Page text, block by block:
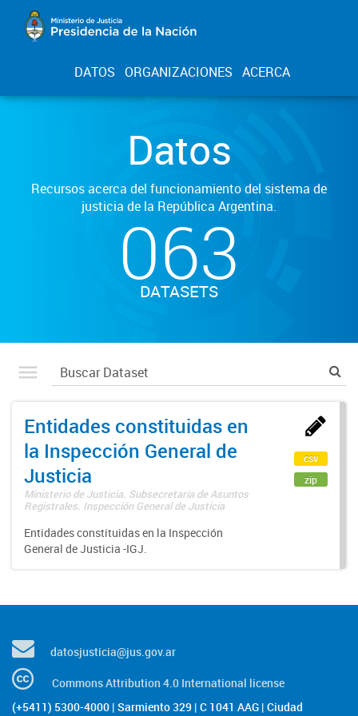
DATOS ORGANIZACIONES ACERCA
Datos
Recursos acerca del funcionamiento del sistema de
justicia de la República Argentina.
063
DATASETS
Entidades constituidas en
la Inspección General de
Justicia
Ministerio de Justicia. Subsecretaría de Asuntos
Registrales. Inspección General de Justicia
Entidades constituidas en la Inspección
General de Justicia -IGJ.
csv
zip
datosjusticia@jus.gov.ar
Commons Attribution 4.0 International license
(+5411) 5300-4000 | Sarmiento 329 | C 1041 AAG | Ciudad